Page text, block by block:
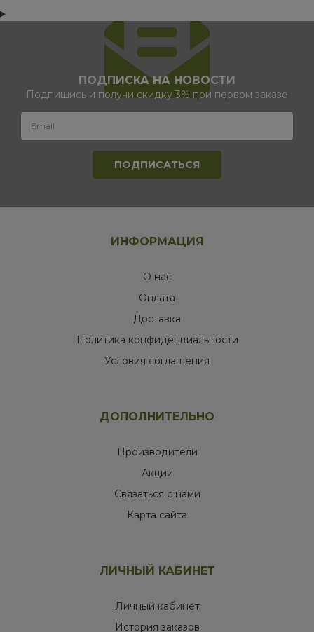
ПОДПИСКА НА НОВОСТИ
Подпишись и получи скидку 3% при первом заказе
ИНФОРМАЦИЯ
О нас
Оплата
Доставка
Политика конфиденциальности
Условия соглашения
ДОПОЛНИТЕЛЬНО
Производители
Акции
Связаться с нами
Карта сайта
ЛИЧНЫЙ КАБИНЕТ
Личный кабинет
История заказов